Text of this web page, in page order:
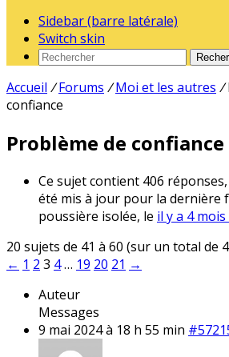
Sidebar (barre latérale)
Switch skin
Accueil / Forums / Moi et les autres /
confiance
Problème de confiance
Ce sujet contient 406
été mis à jour pour la dernière
poussière isolée, le il y a 4
20 sujets de 41 à 60 (sur un total de
← 1 2 3 4… 19 20 21 →
Auteur
Messages
9 mai 2024 à 18 h 55 min